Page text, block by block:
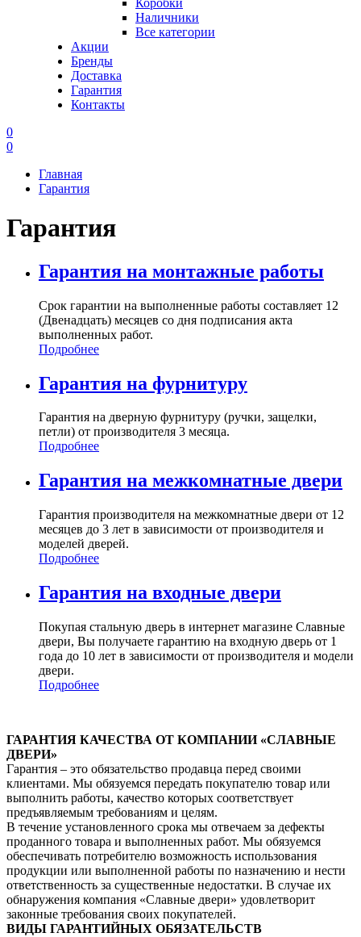
Наличники
Все категории
Акции
Бренды
Доставка
Гарантия
Контакты
0
0
Главная
Гарантия
Гарантия
Гарантия на монтажные работы
Срок гарантии на выполненные работы составляет 12
(Двенадцать) месяцев со дня подписания акта
выполненных работ.
Подробнее
Гарантия на фурнитуру
Гарантия на дверную фурнитуру (ручки, защелки,
петли) от производителя 3 месяца.
Подробнее
Гарантия на межкомнатные двери
Гарантия производителя на межкомнатные двери от 12
месяцев до 3 лет в зависимости от производителя и
моделей дверей.
Подробнее
Гарантия на входные двери
Покупая стальную дверь в интернет магазине Славные
двери, Вы получаете гарантию на входную дверь от 1
года до 10 лет в зависимости от производителя и модели
двери.
Подробнее
ГАРАНТИЯ КАЧЕСТВА ОТ КОМПАНИИ «СЛАВНЫЕ
ДВЕРИ»
Гарантия – это обязательство продавца перед своими
клиентами. Мы обязуемся передать покупателю товар или
выполнить работы, качество которых соответствует
предъявляемым требованиям и целям.
В течение установленного срока мы отвечаем за дефекты
проданного товара и выполненных работ. Мы обязуемся
обеспечивать потребителю возможность использования
продукции или выполненной работы по назначению и нести
ответственность за существенные недостатки. В случае их
обнаружения компания «Славные двери» удовлетворит
законные требования своих покупателей.
ВИДЫ ГАРАНТИЙНЫХ ОБЯЗАТЕЛЬСТВ